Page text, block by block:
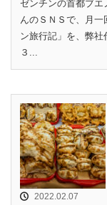
ゼンチンの首都ブエ
んのＳＮＳで、月
ン旅行記」を、弊社
３...
2022.02.07